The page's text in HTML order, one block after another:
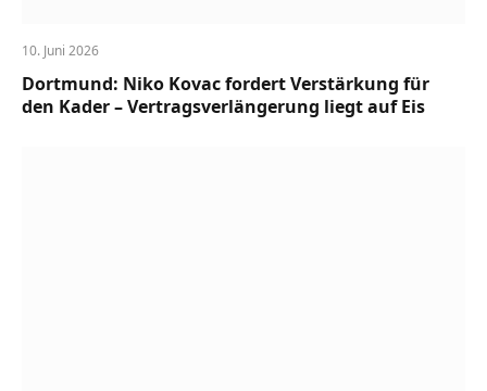
10. Juni 2026
Dortmund: Niko Kovac fordert Verstärkung für
den Kader – Vertragsverlängerung liegt auf Eis